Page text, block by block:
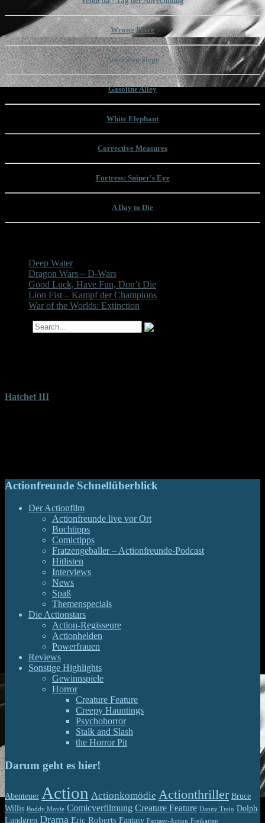
Wrong Place
American Siege
Gasoline Alley
White Elephant
Corrective Measures
Fortress: Sniper's Eye
A Day to Die
Deep Water
Dragon Wars – D-Wars
Good Luck, Have Fun, Don’t Die
Lion Fist – Kampf der Champions
War of the Worlds: Extinction
Hatchet III
Actionfreunde Schnellüberblick
Der Actionfilm
Actionfreunde live vor Ort
Buchtipps
Comictipps
Fratzengeballer – Actionfreunde-Podcast
Hitlisten
Interviews
News
Spaß
Themenspecials
Die Actionstars
Action-Regisseure
Actionhelden
Powerfrauen
Reviews
Sonstige Highlights
Gewinnspiele
Horror
Creature Feature
Creepy Hauntings
Psychohorror
Stalk and Slash
the Horror Pit
Darum geht es hier!
Abenteuer Action Actionkomödie Actionthriller Bruce
Willis Buddy Movie Comicverfilmung Creature Feature Danny Trejo Dolph
Lundgren Drama Eric Roberts Fantasy Fantasy-Action Freikarten